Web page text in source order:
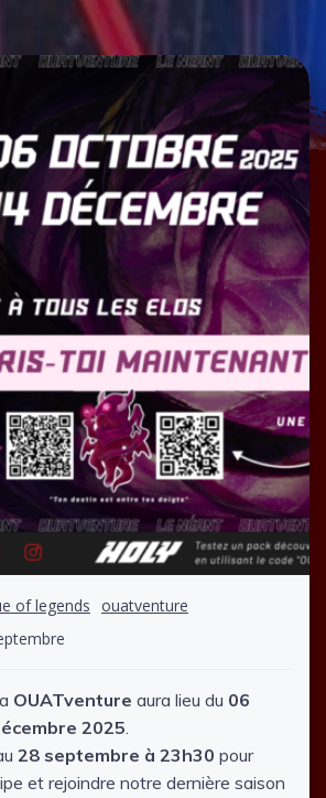
of legends ouatventure
OUATventure aura lieu du 06
2025.
28 septembre à 23h30 pour
et rejoindre notre dernière saison